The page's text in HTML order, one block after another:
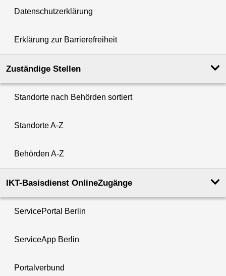
Datenschutzerklärung
Erklärung zur Barrierefreiheit
Zuständige Stellen
Standorte nach Behörden sortiert
Standorte A-Z
Behörden A-Z
IKT-Basisdienst OnlineZugänge
ServicePortal Berlin
ServiceApp Berlin
Portalverbund